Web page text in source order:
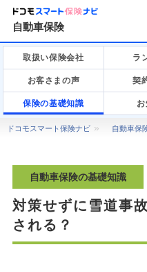
自動車保険
取扱い保険会社 ラ
お客さまの声 契
保険の基礎知識
ドコモスマート保険ナビ 自動車保
自動車保険の基礎知識
対策せずに雪道事
される？